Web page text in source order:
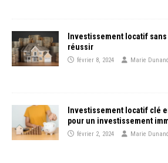
Investissement locatif
réussir
février 8, 2024 Marie Dunand
Investissement locatif clé
pour un investissement
février 2, 2024 Marie Dunand